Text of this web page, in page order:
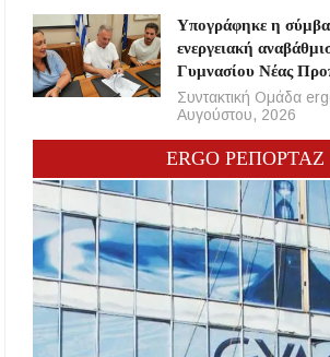
Υπογράφηκε η
ενεργειακή
Γυμνασίου Νέας
Συντακτική Ομάδα
Αυγούστου, 2026
ERGO ΡΕΠΟΡΤΑΖ